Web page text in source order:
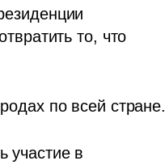
то, что
по всей стране.
участие в